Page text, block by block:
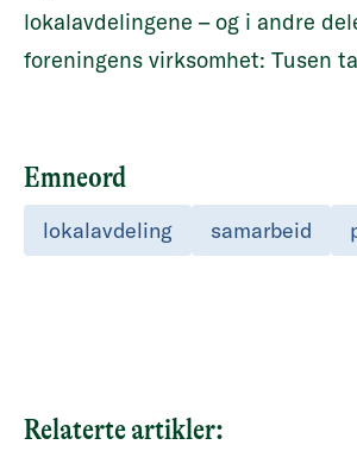
lokalavdelingene – og i andre
foreningens virksomhet: Tusen
Emneord
lokalavdeling samarbeid
Relaterte artikler: